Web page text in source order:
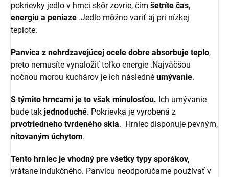
pokrievky jedlo v hrnci skôr zovrie, čím šetríte čas,
energiu a peniaze .Jedlo môžno variť aj pri nízkej
teplote.
Panvica z nehrdzavejúcej ocele dobre absorbuje teplo,
preto nemusíte vynaložiť toľko energie .Najväčšou
nočnou morou kuchárov je ich následné umývanie.
S týmito hrncami je to však minulosťou. Ich umývanie
bude tak jednoduché. Pokrievka je vyrobená z
prvotriedneho tvrdeného skla. Hrniec disponuje pevným,
nitovaným úchytom.
Tento hrniec je vhodný pre všetky typy sporákov,
vrátane indukčného. Panvicu neodporúčame používať v